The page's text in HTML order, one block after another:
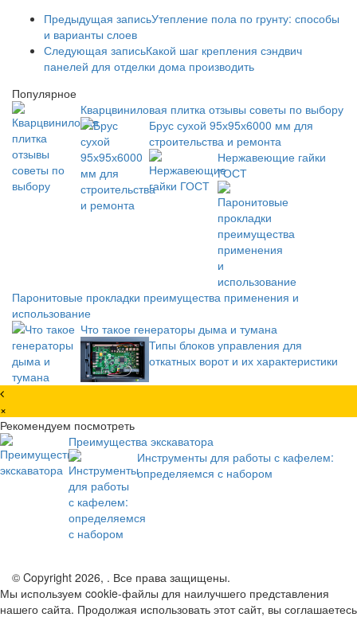
Предыдущая записьУтепление пола по грунту: способы
и варианты слоев
Следующая записьКакой шаг крепления сэндвич
панелей для отделки дома производить
Популярное
Кварцвиниловая плитка отзывы советы по выбору
Брус сухой 95х95х6000 мм для
строительства и ремонта
Нержавеющие гайки
ГОСТ
Паронитовые прокладки преимущества применения и
использование
Что такое генераторы дыма и тумана
Типы блоков управления для
откатных ворот и их характеристики
×
Рекомендуем посмотреть
Преимущества экскаватора
Инструменты для работы с кафелем:
определяемся с набором
© Copyright 2026, . Все права защищены.
Мы используем cookie-файлы для наилучшего представления
нашего сайта. Продолжая использовать этот сайт, вы соглашаетесь